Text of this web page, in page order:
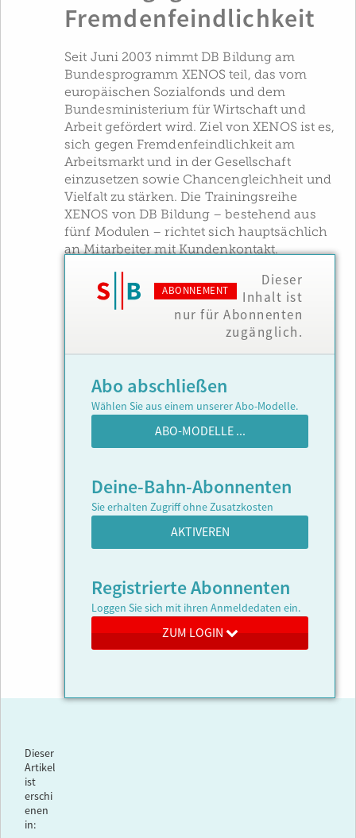
Fremdenfeindlichkeit
Seit Juni 2003 nimmt DB Bildung am
Bundesprogramm XENOS teil, das vom
europäischen Sozialfonds und dem
Bundesministerium für Wirtschaft und
Arbeit gefördert wird. Ziel von XENOS ist es,
sich gegen Fremdenfeindlichkeit am
Arbeitsmarkt und in der Gesellschaft
einzusetzen sowie Chancengleichheit und
Vielfalt zu stärken. Die Trainingsreihe
XENOS von DB Bildung – bestehend aus
fünf Modulen – richtet sich hauptsächlich
an Mitarbeiter mit Kundenkontakt.
ABONNEMENT
Dieser
Inhalt ist
nur für Abonnenten
zugänglich.
Abo abschließen
Wählen Sie aus einem unserer Abo-Modelle.
ABO-MODELLE ...
Deine-Bahn-Abonnenten
Sie erhalten Zugriff ohne Zusatzkosten
AKTIVEREN
Registrierte Abonnenten
Loggen Sie sich mit ihren Anmeldedaten ein.
ZUM LOGIN
Dieser
Artikel
ist
erschi
enen
in: